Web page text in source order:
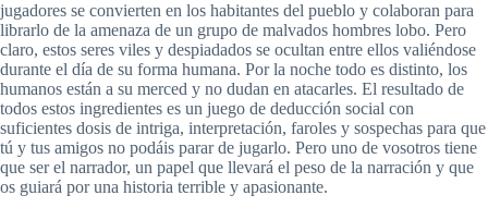
jugadores se convierten en los habitantes del pueblo y colaboran para
librarlo de la amenaza de un grupo de malvados hombres lobo. Pero
claro, estos seres viles y despiadados se ocultan entre ellos valiéndose
durante el día de su forma humana. Por la noche todo es distinto, los
humanos están a su merced y no dudan en atacarles. El resultado de
todos estos ingredientes es un juego de deducción social con
suficientes dosis de intriga, interpretación, faroles y sospechas para que
tú y tus amigos no podáis parar de jugarlo. Pero uno de vosotros tiene
que ser el narrador, un papel que llevará el peso de la narración y que
os guiará por una historia terrible y apasionante.